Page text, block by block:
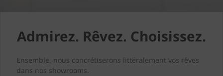
Admirez. Rêvez. Choisissez.
Ensemble, nous concrétiserons littéralement vos rêves
dans nos showrooms.